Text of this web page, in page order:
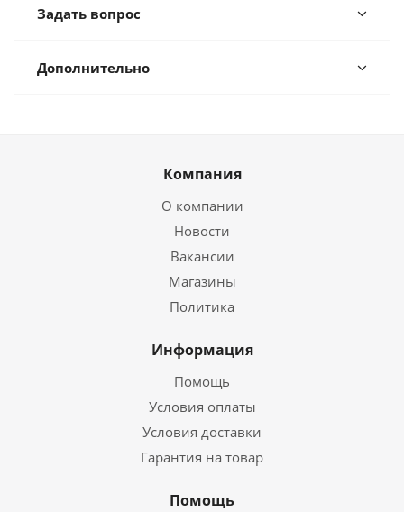
Задать вопрос
Дополнительно
Компания
О компании
Новости
Вакансии
Магазины
Политика
Информация
Помощь
Условия оплаты
Условия доставки
Гарантия на товар
Помощь